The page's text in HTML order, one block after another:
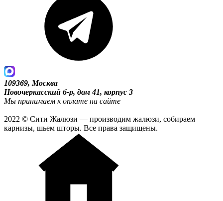
109369, Москва
Новочеркасский б-р, дом 41, корпус 3
Мы принимаем к оплате на сайте
2022 © Сити Жалюзи — производим жалюзи, собираем
карнизы, шьем шторы. Все права защищены.